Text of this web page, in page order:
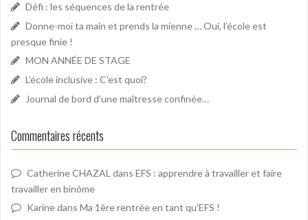
Défi : les séquences de la rentrée
Donne-moi ta main et prends la mienne … Oui, l’école est
presque finie !
MON ANNÉE DE STAGE
L’école inclusive : C’est quoi?
Journal de bord d’une maîtresse confinée…
Commentaires récents
Catherine CHAZAL dans EFS : apprendre à travailler et faire
travailler en binôme
Karinedans Ma 1ère rentrée en tant qu’EFS !